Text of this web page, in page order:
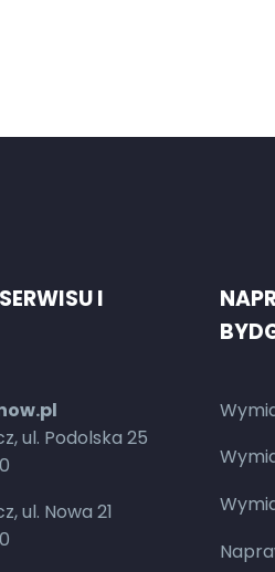
I
ul. Podolska 25
ul. Nowa 21